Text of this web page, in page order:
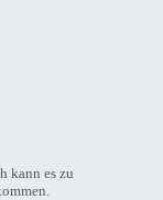
kann es zu